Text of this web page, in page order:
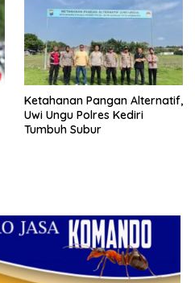
Ketahanan Pangan Alternatif,
Uwi Ungu Polres Kediri
Tumbuh Subur